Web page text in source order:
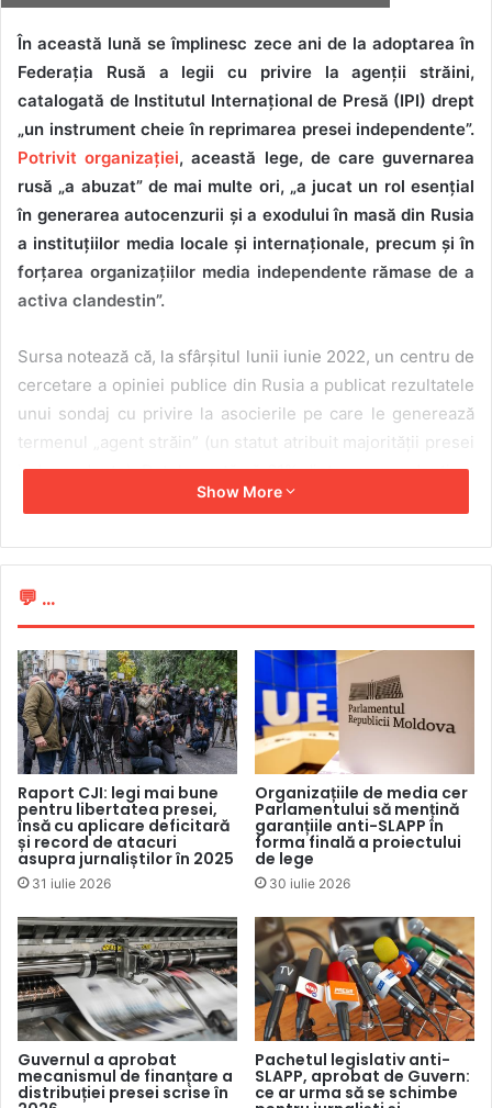
În această lună se împlinesc zece ani de la adoptarea în
Federația Rusă a legii cu privire la agenții străini,
catalogată de Institutul Internațional de Presă (IPI) drept
„un instrument cheie în reprimarea presei independente”.
Potrivit organizației, această lege, de care guvernarea
rusă „a abuzat” de mai multe ori, „a jucat un rol esențial
în generarea autocenzurii și a exodului în masă din Rusia
a instituțiilor media locale și internaționale, precum și în
forțarea organizațiilor media independente rămase de a
activa clandestin”.
Sursa notează că, la sfârșitul lunii iunie 2022, un centru de
cercetare a opiniei publice din Rusia a publicat rezultatele
unui sondaj cu privire la asocierile pe care le generează
termenul „agent străin” (un statut atribuit majorității presei
independente). Datele arată că 61% dintre respondenți au
indicat că termenul are conotații negative, în timp ce doar
răspunde).
dintre respondenți l-au asociat cu termenul „spion”, 7% cu
„trădătorul Rusiei” și 6% cu termenul din epoca stalinistă
„dușman al poporului”.
În ciuda originilor sale, sondajul relevă un obiectiv cheie al
etichetei de agent străin. „Scopul principal al legii este
același de la început, de când a fost creată: de a reduce la
tăcere actorii societății civile, cum ar fi ONG-urile și
a declarat pentru IPI Daria Korolenko, avocata proiectului
media independent de apărare a drepturilor OVD-Info
(ОВД-Инфо). Potrivit ei, nici după zece ani scopul legii nu
s-a schimbat.
Evoluția legii
Show More
💬 ...
Raport CJI: legi mai bune
pentru libertatea presei,
însă cu aplicare deficitară
și record de atacuri
asupra jurnaliștilor în 2025
31 iulie 2026
Organizațiile de media cer
Parlamentului să mențină
garanțiile anti-SLAPP în
forma finală a proiectului
de lege
30 iulie 2026
Guvernul a aprobat
mecanismul de finanțare a
distribuției presei scrise în
Pachetul legislativ anti-
SLAPP, aprobat de Guvern:
ce ar urma să se schimbe